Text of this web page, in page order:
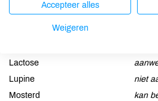
Aardnoten
niet
kan
Lactose
Lupine
niet
Mosterd
kan
Accepteer alles
Weigeren